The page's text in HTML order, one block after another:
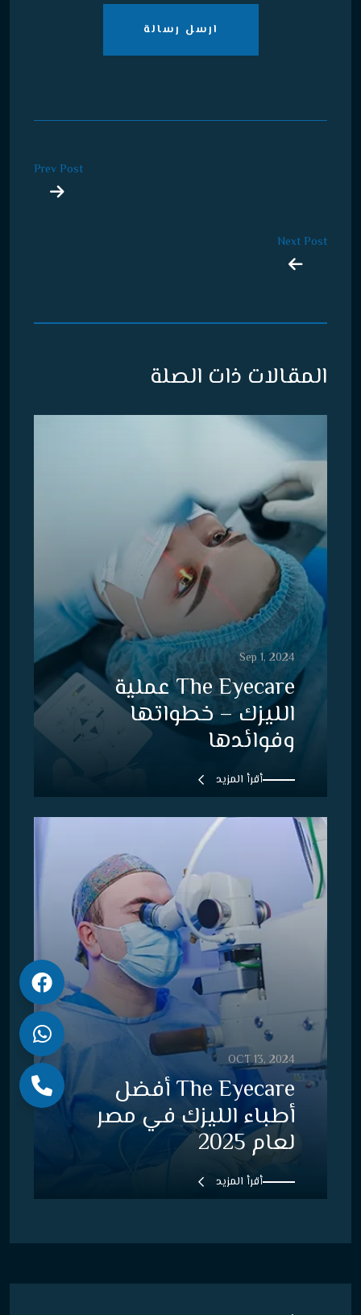
ارسل رسالة
Prev Post
Next Post
المقالات ذات الصلة
Sep 1, 2024
The Eyecare عملية
الليزك – خطواتها
وفوائدها
أقرأ المزيد
OCT 13, 2024
The Eyecare أفضل
أطباء الليزك في مصر
لعام 2025
أقرأ المزيد